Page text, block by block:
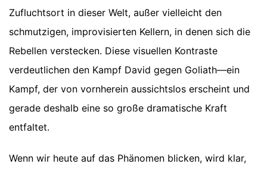
Zufluchtsort in dieser Welt, außer vielleicht den
schmutzigen, improvisierten Kellern, in denen sich die
Rebellen verstecken. Diese visuellen Kontraste
verdeutlichen den Kampf David gegen Goliath—ein
Kampf, der von vornherein aussichtslos erscheint und
gerade deshalb eine so große dramatische Kraft
entfaltet.
Wenn wir heute auf das Phänomen blicken, wird klar,